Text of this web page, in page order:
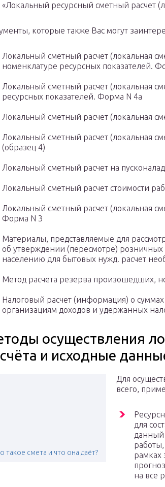
«Локальный ресурсный сметный расчет
которые также Вас могут
Локальный сметный расчет (локальная
номенклатуре ресурсных показателей.
Локальный сметный расчет (локальная
ресурсных показателей. Форма N 4а
Локальный сметный расчет (локальная
Локальный сметный расчет (локальная
(образец 4)
Локальный сметный расчет на
Локальный сметный расчет стоимости
Локальный сметный расчет (локальная
Форма N 3
Материалы, представляемые для
об утверждении (пересмотре)
населению для бытовых нужд. расчет
Метод расчета резерва произошедших,
Налоговый расчет (информация) о
организациям доходов и удержанных
осуществления
и исходные
такое смета и что она даёт?
Для
всего,
для
рамках
на все